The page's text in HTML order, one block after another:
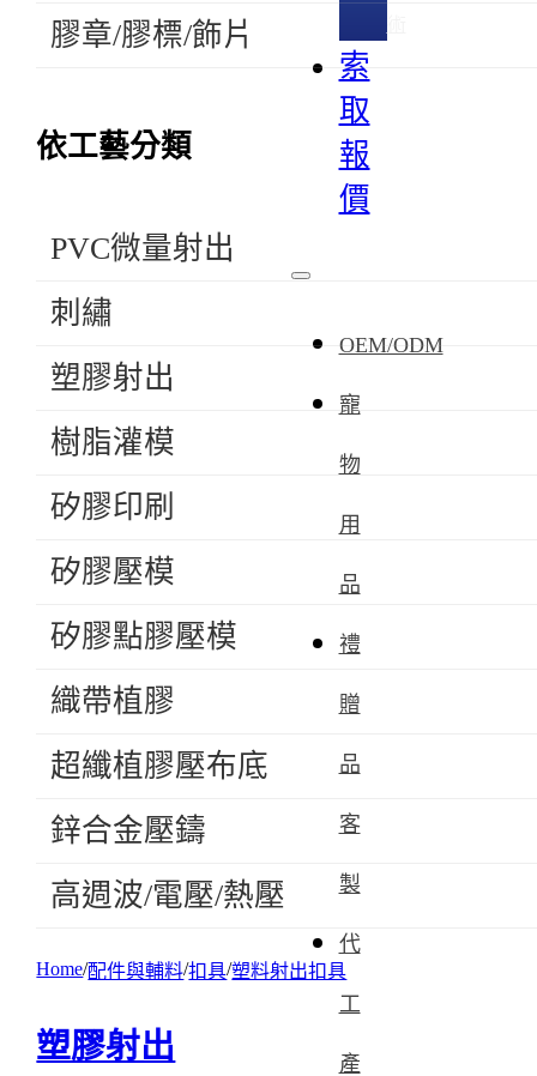
索
取
報
價
OEM/ODM
寵
物
用
品
禮
贈
品
客
製
代
工
產
膠章/膠標/飾片
依工藝分類
PVC微量射出
刺繡
塑膠射出
樹脂灌模
矽膠印刷
矽膠壓模
矽膠點膠壓模
織帶植膠
超纖植膠壓布底
鋅合金壓鑄
高週波/電壓/熱壓
Home 配件與輔料 扣具 塑料射出扣具
塑膠射出